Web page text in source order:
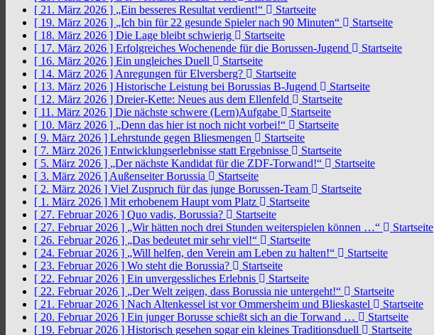
[ 21. März 2026 ] „Ein besseres Resultat verdient!“
Startseite
[ 19. März 2026 ] „Ich bin für 22 gesunde Spieler nach 90 Minuten“
Startseite
[ 18. März 2026 ] Die Lage bleibt schwierig
Startseite
[ 17. März 2026 ] Erfolgreiches Wochenende für die Borussen-Jugend
Startseite
[ 16. März 2026 ] Ein ungleiches Duell
Startseite
[ 14. März 2026 ] Anregungen für Elversberg?
Startseite
[ 13. März 2026 ] Historische Leistung bei Borussias B-Jugend
Startseite
[ 12. März 2026 ] Dreier-Kette: Neues aus dem Ellenfeld
Startseite
[ 11. März 2026 ] Die nächste schwere (Lern)Aufgabe
Startseite
[ 10. März 2026 ] „Denn das hier ist noch nicht vorbei!“
Startseite
[ 9. März 2026 ] Lehrstunde gegen Bliesmengen
Startseite
[ 7. März 2026 ] Entwicklungserlebnisse statt Ergebnisse
Startseite
[ 5. März 2026 ] „Der nächste Kandidat für die ZDF-Torwand!“
Startseite
[ 3. März 2026 ] Außenseiter Borussia
Startseite
[ 2. März 2026 ] Viel Zuspruch für das junge Borussen-Team
Startseite
[ 1. März 2026 ] Mit erhobenem Haupt vom Platz
Startseite
[ 27. Februar 2026 ] Quo vadis, Borussia?
Startseite
[ 27. Februar 2026 ] „Wir hätten noch drei Stunden weiterspielen können …“
Startseite
[ 26. Februar 2026 ] „Das bedeutet mir sehr viel!“
Startseite
[ 24. Februar 2026 ] „Will helfen, den Verein am Leben zu halten!“
Startseite
[ 23. Februar 2026 ] Wo steht die Borussia?
Startseite
[ 22. Februar 2026 ] Ein unvergessliches Erlebnis
Startseite
[ 22. Februar 2026 ] „Der Welt zeigen, dass Borussia nie untergeht!“
Startseite
[ 21. Februar 2026 ] Nach Altenkessel ist vor Ommersheim und Blieskastel
Startseite
[ 20. Februar 2026 ] Ein junger Borusse schießt sich an die Torwand …
Startseite
[ 19. Februar 2026 ] Historisch gesehen sogar ein kleines Traditionsduell
Startseite